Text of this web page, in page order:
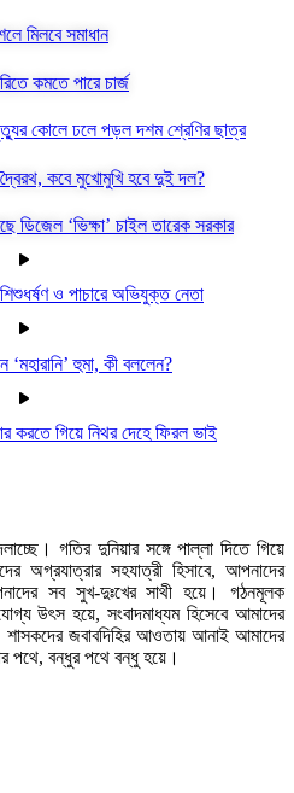
মিলবে সমাধান
কমতে পারে চার্জ
কোলে ঢলে পড়ল দশম শ্রেণির ছাত্র
দ্বৈরথ, কবে মুখোমুখি হবে দুই দল?
ডিজেল ‘ভিক্ষা’ চাইল তারেক সরকার
ও পাচারে অভিযুক্ত নেতা
‘মহারানি’ হুমা, কী বললেন?
করতে গিয়ে নিথর দেহে ফিরল ভাই
গতির দুনিয়ার সঙ্গে পাল্লা দিতে গিয়ে
অগ্রযাত্রার সহযাত্রী হিসাবে, আপনাদের
সব সুখ-দুঃখের সাথী হয়ে। গঠনমূলক
উ‍ৎস হয়ে, সংবাদমাধ্যম হিসেবে আমাদের
জবাবদিহির আওতায় আনাই আমাদের
পথে, বন্ধুর পথে বন্ধু হয়ে।